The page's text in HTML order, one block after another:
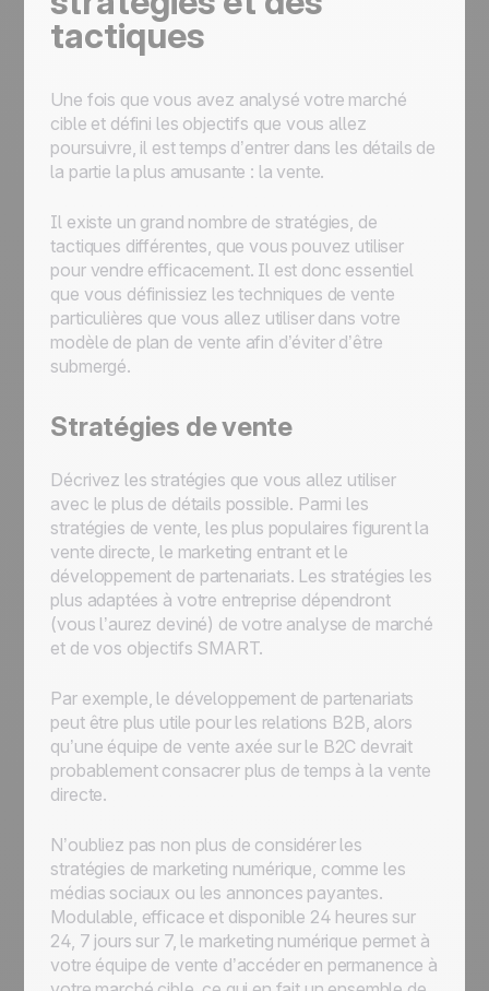
tactiques
Une fois que vous avez analysé votre marché
cible et défini les objectifs que vous allez
poursuivre, il est temps d’entrer dans les détails de
la partie la plus amusante : la vente.
Il existe un grand nombre de stratégies, de
tactiques différentes, que vous pouvez utiliser
pour vendre efficacement. Il est donc essentiel
que vous définissiez les techniques de vente
particulières que vous allez utiliser dans votre
modèle de plan de vente afin d’éviter d’être
submergé.
Stratégies de vente
Décrivez les stratégies que vous allez utiliser
avec le plus de détails possible. Parmi les
stratégies de vente, les plus populaires figurent la
vente directe, le marketing entrant et le
développement de partenariats. Les stratégies les
plus adaptées à votre entreprise dépendront
(vous l’aurez deviné) de votre analyse de marché
et de vos objectifs SMART.
Par exemple, le développement de partenariats
peut être plus utile pour les relations B2B, alors
qu’une équipe de vente axée sur le B2C devrait
probablement consacrer plus de temps à la vente
directe.
N’oubliez pas non plus de considérer les
stratégies de marketing numérique, comme les
médias sociaux ou les annonces payantes.
Modulable, efficace et disponible 24 heures sur
24, 7 jours sur 7, le marketing numérique permet à
votre équipe de vente d’accéder en permanence à